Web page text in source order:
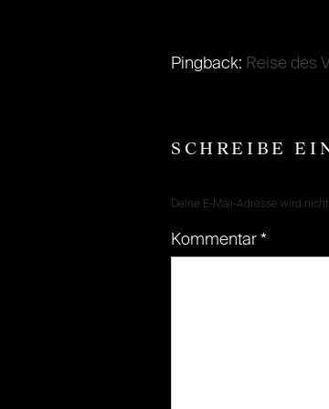
Pingback: Reise des
SCHREIBE
Deine E-Mail-Adresse wird
Kommentar *